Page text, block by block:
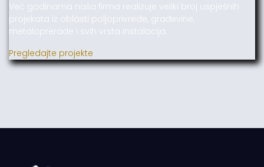
Već godinama naša firma realizuje veliki broj uspješnih
projekata iz oblasti poljoprivrede, građevine,
metaloprerade i svih vrsta instalacija.
Pregledajte projekte